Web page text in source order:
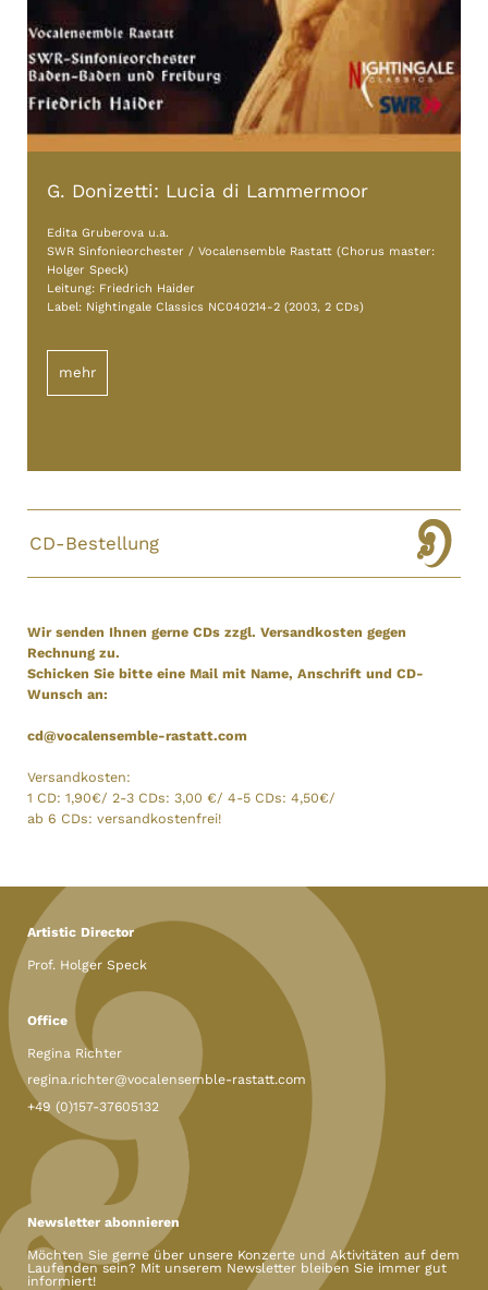
G. Donizetti: Lucia di Lammermoor
Edita Gruberova u.a.
SWR Sinfonieorchester / Vocalensemble Rastatt (Chorus master:
Holger Speck)
Leitung: Friedrich Haider
Label: Nightingale Classics NC040214-2 (2003, 2 CDs)
mehr
CD-Bestellung
Wir senden Ihnen gerne CDs zzgl. Versandkosten gegen
Rechnung zu.
Schicken Sie bitte eine Mail mit Name, Anschrift und CD-
Wunsch an:
cd@vocalensemble-rastatt.com
Versandkosten:
1 CD: 1,90€/ 2-3 CDs: 3,00 €/ 4-5 CDs: 4,50€/
ab 6 CDs: versandkostenfrei!
Artistic Director
Prof. Holger Speck
Office
Regina Richter
regina.richter@vocalensemble-rastatt.com
+49 (0)157-37605132
Newsletter abonnieren
Möchten Sie gerne über unsere Konzerte und Aktivitäten auf dem
Laufenden sein? Mit unserem Newsletter bleiben Sie immer gut
informiert!